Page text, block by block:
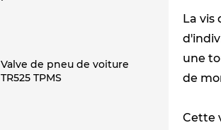
Valve de pneu de voiture
TR525 TPMS
La
une
de
Cette